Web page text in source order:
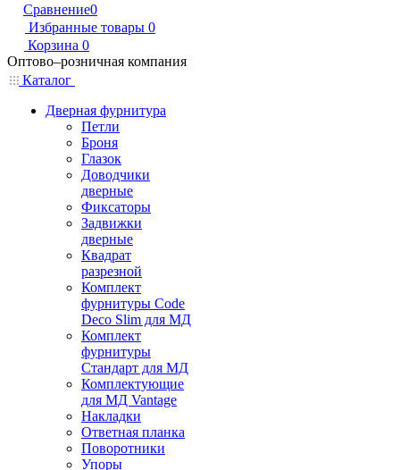
Сравнение0
Избранные товары 0
Корзина 0
Оптово–розничная компания
Каталог
Дверная фурнитура
Петли
Броня
Глазок
Доводчики
дверные
Фиксаторы
Задвижки
дверные
Квадрат
разрезной
Комплект
фурнитуры Code
Deco Slim для МД
Комплект
фурнитуры
Стандарт для МД
Комплектующие
для МД Vantage
Накладки
Ответная планка
Поворотники
Упоры